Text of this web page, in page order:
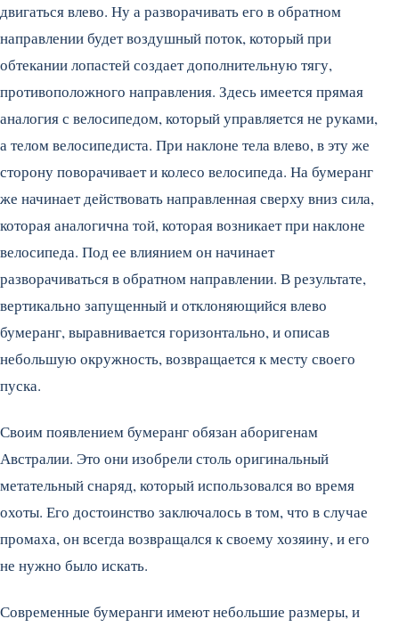
двигаться влево. Ну а разворачивать его в обратном
направлении будет воздушный поток, который при
обтекании лопастей создает дополнительную тягу,
противоположного направления. Здесь имеется прямая
аналогия с велосипедом, который управляется не руками,
а телом велосипедиста. При наклоне тела влево, в эту же
сторону поворачивает и колесо велосипеда. На бумеранг
же начинает действовать направленная сверху вниз сила,
которая аналогична той, которая возникает при наклоне
велосипеда. Под ее влиянием он начинает
разворачиваться в обратном направлении. В результате,
вертикально запущенный и отклоняющийся влево
бумеранг, выравнивается горизонтально, и описав
небольшую окружность, возвращается к месту своего
пуска.
Своим появлением бумеранг обязан аборигенам
Австралии. Это они изобрели столь оригинальный
метательный снаряд, который использовался во время
охоты. Его достоинство заключалось в том, что в случае
промаха, он всегда возвращался к своему хозяину, и его
не нужно было искать.
Современные бумеранги имеют небольшие размеры, и